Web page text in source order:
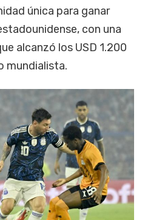
única para ganar
con una
alcanzó los USD 1.200
mundialista.